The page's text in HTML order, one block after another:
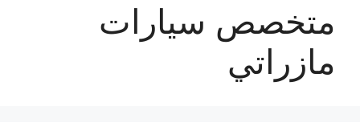
متخصص سيارات
مازراتي